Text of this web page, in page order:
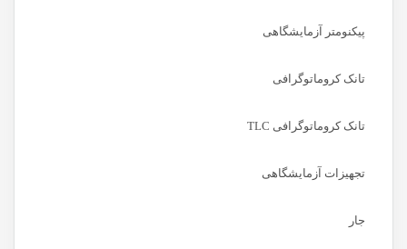
پیکنومتر آزمایشگاهی
تانک کروماتوگرافی
تانک کروماتوگرافی TLC
تجهیزات آزمایشگاهی
جار